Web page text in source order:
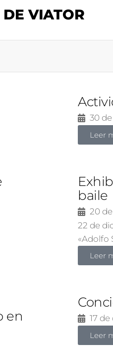
VIATOR
30
Leer
baile
20
22 de
«Adolfo
Leer
en
17
Leer